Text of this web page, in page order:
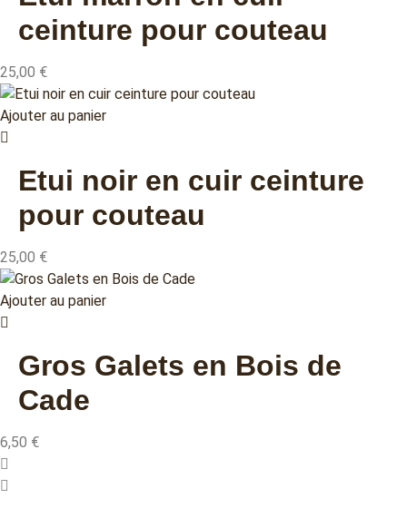
ceinture pour couteau
25,00 €
Ajouter au panier
Etui noir en cuir ceinture
pour couteau
25,00 €
Ajouter au panier
Gros Galets en Bois de
Cade
6,50 €